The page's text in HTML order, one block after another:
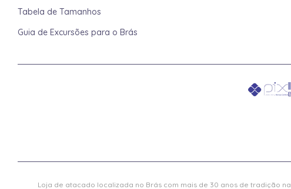
Tabela de Tamanhos
Guia de Excursões para o Brás
Loja de atacado localizada no Brás com mais de 30 anos de tradição